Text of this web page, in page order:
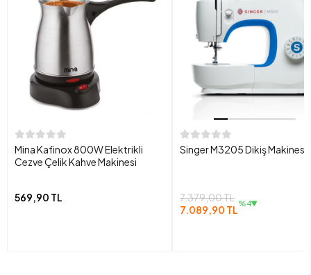
Mina Kafinox 800W Elektrikli
Cezve Çelik Kahve Makinesi
569,90 TL
Singer M3205 Dikiş Makinesi
7.379,00 TL
7.089,90 TL %4